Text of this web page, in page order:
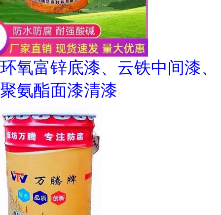
环氧富锌底漆、云铁中间漆、
聚氨酯面漆清漆